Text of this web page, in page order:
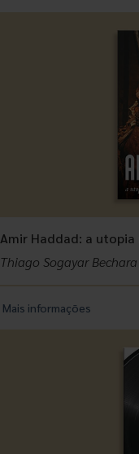
Amir Haddad: a
Thiago Sogayar Bechara
Mais informações